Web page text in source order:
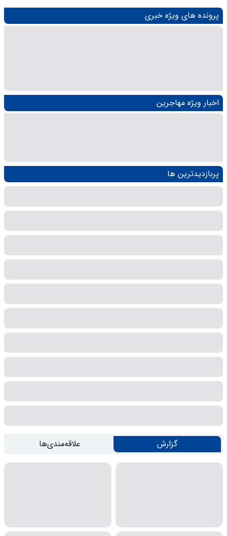
پرونده های ویژه خبری
اخبار ویژه مهاجرین
پربازدیدترین ها
گزارش علاقه‌مندی‌ها